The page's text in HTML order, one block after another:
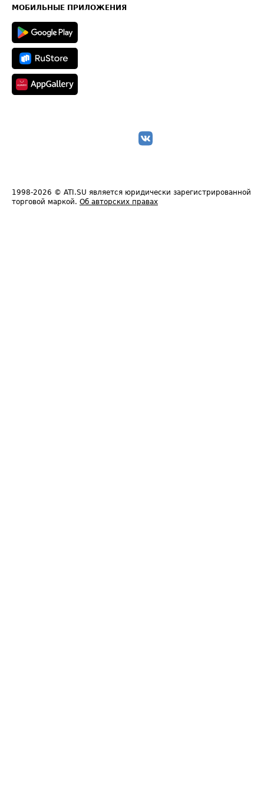
Техническая информация
МОБИЛЬНЫЕ ПРИЛОЖЕНИЯ
1998-2026 © ATI.SU является юридически зарегистрированной
торговой маркой. Об авторских правах